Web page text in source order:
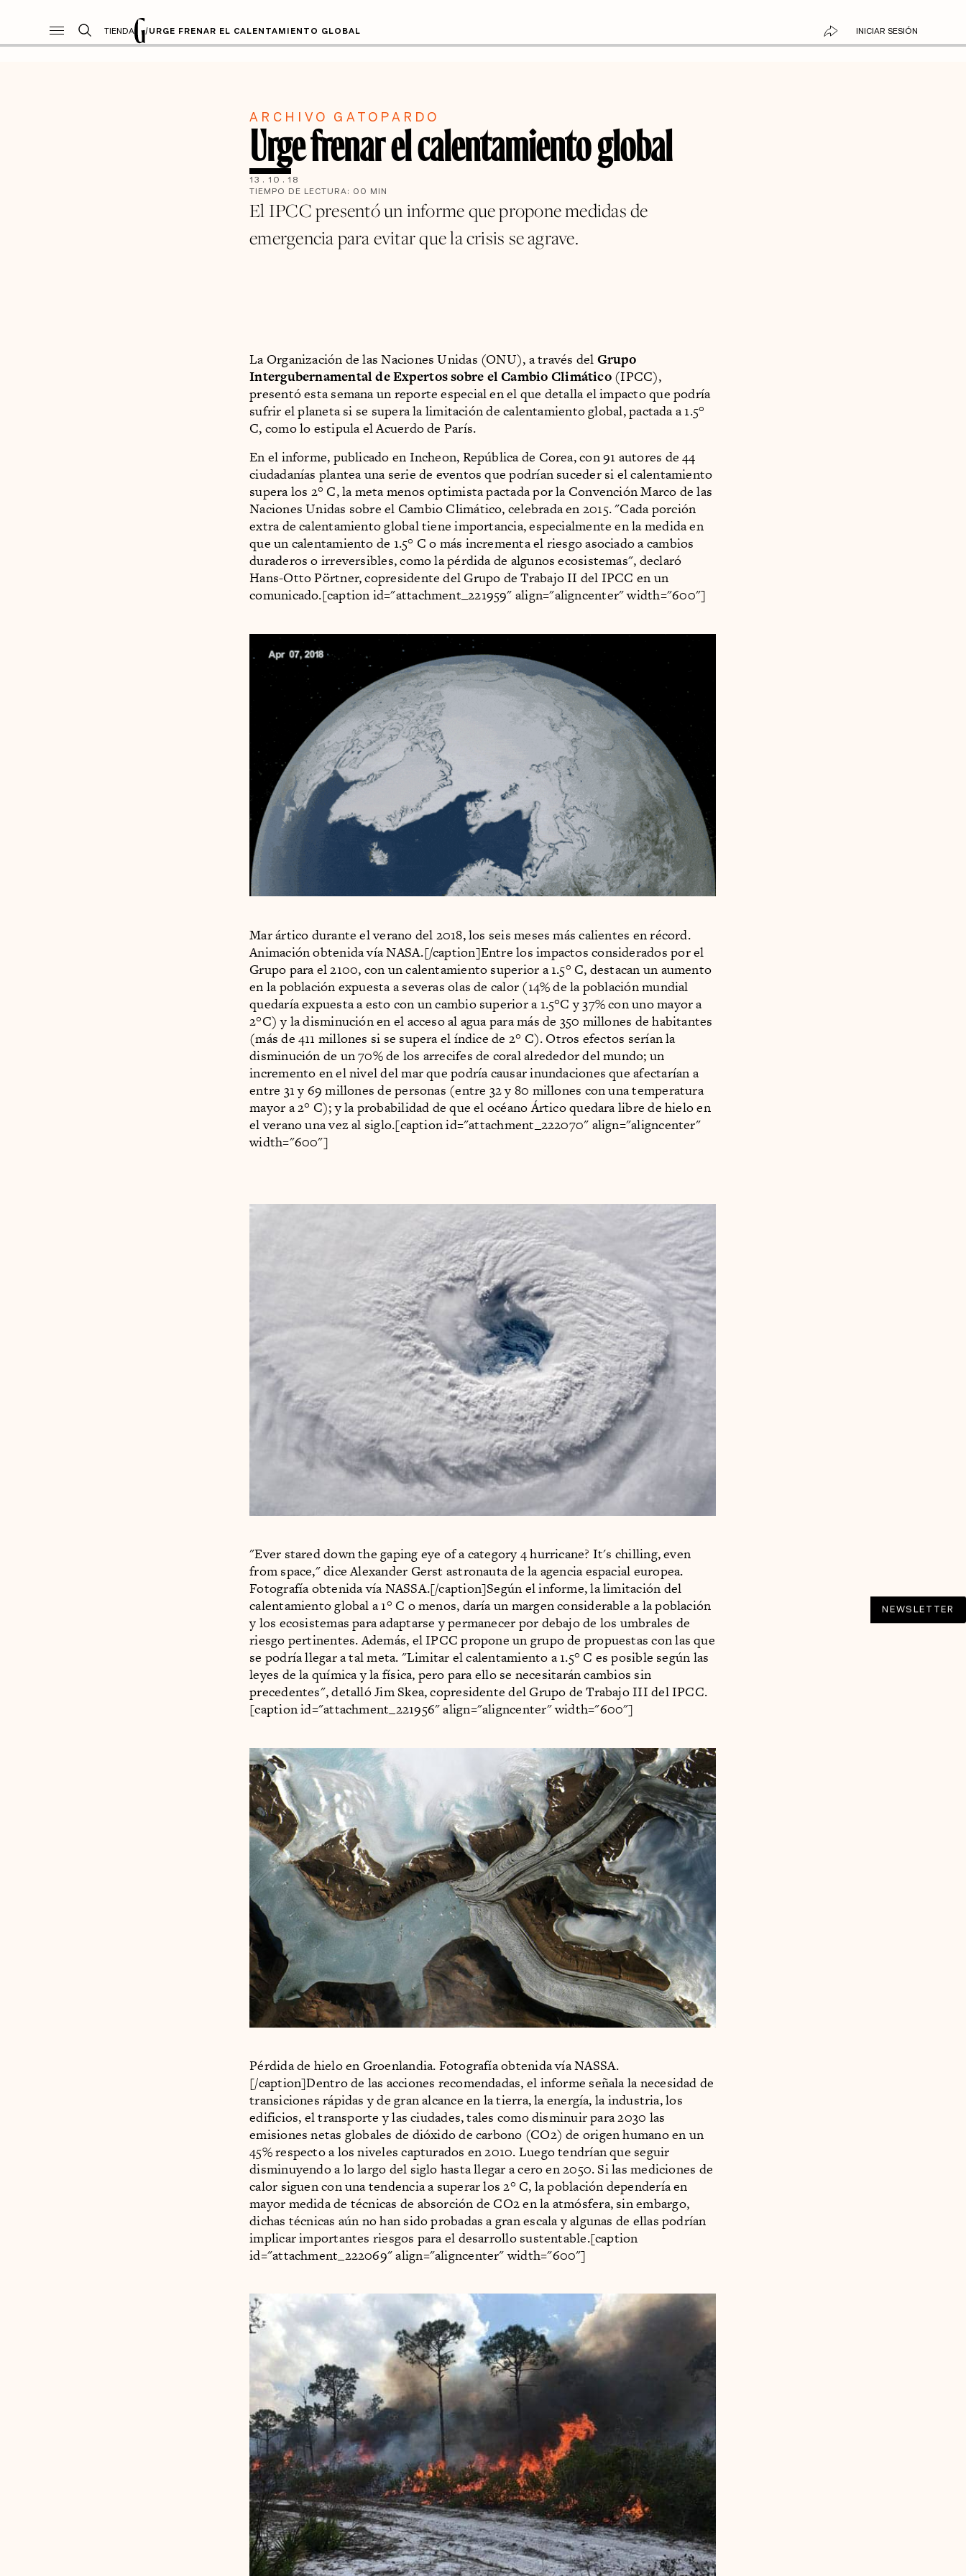
TIENDA /URGE FRENAR EL CALENTAMIENTO GLOBAL INICIAR SESIÓN
ARCHIVO GATOPARDO
Urge frenar el calentamiento global
13 . 10 . 18
TIEMPO DE LECTURA: 00 MIN
El IPCC presentó un informe que propone medidas de
emergencia para evitar que la crisis se agrave.
La Organización de las Naciones Unidas (ONU), a través del Grupo
Intergubernamental de Expertos sobre el Cambio Climático(IPCC),
presentó esta semana un reporte especial en el que detalla el impacto que podría
sufrir el planeta si se supera la limitación de calentamiento global, pactada a 1.5°
C, como lo estipula el Acuerdo de París.
En el informe, publicado en Incheon, República de Corea, con 91 autores de 44
ciudadanías plantea una serie de eventos que podrían suceder si el calentamiento
supera los 2° C, la meta menos optimista pactada por la Convención Marco de las
Naciones Unidas sobre el Cambio Climático, celebrada en 2015. "Cada porción
extra de calentamiento global tiene importancia, especialmente en la medida en
que un calentamiento de 1.5° C o más incrementa el riesgo asociado a cambios
duraderos o irreversibles, como la pérdida de algunos ecosistemas", declaró
Hans-Otto Pörtner, copresidente del Grupo de Trabajo II del IPCC en un
comunicado.[caption id="attachment_221959" align="aligncenter" width="600"]
Mar ártico durante el verano del 2018, los seis meses más calientes en récord.
Animación obtenida vía NASA.[/caption]Entre los impactos considerados por el
Grupo para el 2100, con un calentamiento superior a 1.5° C, destacan un aumento
en la población expuesta a severas olas de calor (14% de la población mundial
quedaría expuesta a esto con un cambio superior a 1.5°C y 37% con uno mayor a
2°C) y la disminución en el acceso al agua para más de 350 millones de habitantes
(más de 411 millones si se supera el índice de 2° C). Otros efectos serían la
disminución de un 70% de los arrecifes de coral alrededor del mundo; un
incremento en el nivel del mar que podría causar inundaciones que afectarían a
entre 31 y 69 millones de personas (entre 32 y 80 millones con una temperatura
mayor a 2° C); y la probabilidad de que el océano Ártico quedara libre de hielo en
el verano una vez al siglo.[caption id="attachment_222070" align="aligncenter"
width="600"]
"Ever stared down the gaping eye of a category 4 hurricane? It's chilling, even
from space," dice Alexander Gerst astronauta de la agencia espacial europea.
Fotografía obtenida vía NASSA.[/caption]Según el informe, la limitación del
calentamiento global a 1° C o menos, daría un margen considerable a la población
y los ecosistemas para adaptarse y permanecer por debajo de los umbrales de
riesgo pertinentes. Además, el IPCC propone un grupo de propuestas con las que
se podría llegar a tal meta. "Limitar el calentamiento a 1.5° C es posible según las
leyes de la química y la física, pero para ello se necesitarán cambios sin
precedentes", detalló Jim Skea, copresidente del Grupo de Trabajo III del IPCC.
[caption id="attachment_221956" align="aligncenter" width="600"]
Pérdida de hielo en Groenlandia. Fotografía obtenida vía NASSA.
[/caption]Dentro de las acciones recomendadas, el informe señala la necesidad de
transiciones rápidas y de gran alcance en la tierra, la energía, la industria, los
edificios, el transporte y las ciudades, tales como disminuir para 2030 las
emisiones netas globales de dióxido de carbono (CO2) de origen humano en un
45% respecto a los niveles capturados en 2010. Luego tendrían que seguir
disminuyendo a lo largo del siglo hasta llegar a cero en 2050. Si las mediciones de
calor siguen con una tendencia a superar los 2° C, la población dependería en
mayor medida de técnicas de absorción de CO2 en la atmósfera, sin embargo,
dichas técnicas aún no han sido probadas a gran escala y algunas de ellas podrían
implicar importantes riesgos para el desarrollo sustentable.[caption
id="attachment_222069" align="aligncenter" width="600"]
NEWSLETTER